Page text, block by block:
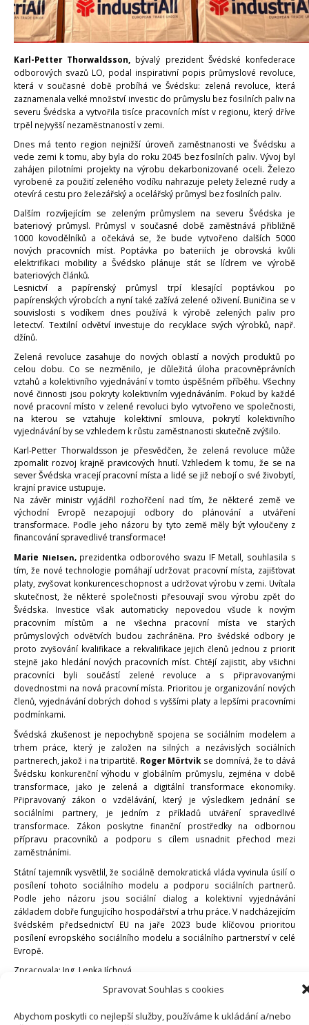
Spravovat Souhlas s cookies
Abychom poskytli co nejlepší služby, používáme k ukládání a/nebo
Karl-Petter Thorwaldsson, bývalý prezident Švédské konfederace
odborových svazů LO, podal inspirativní popis průmyslové revoluce,
která v současné době probíhá ve Švédsku: zelená revoluce, která
zaznamenala velké množství investic do průmyslu bez fosilních paliv na
severu Švédska a vytvořila tisíce pracovních míst v regionu, který dříve
trpěl nejvyšší nezaměstnaností v zemi.
Dnes má tento region nejnižší úroveň zaměstnanosti ve Švédsku a
vede zemi k tomu, aby byla do roku 2045 bez fosilních paliv. Vývoj byl
zahájen pilotními projekty na výrobu dekarbonizované oceli. Železo
vyrobené za použití zeleného vodíku nahrazuje pelety železné rudy a
otevírá cestu pro železářský a ocelářský průmysl bez fosilních paliv.
Dalším rozvíjejícím se zeleným průmyslem na severu Švédska je
bateriový průmysl. Průmysl v současné době zaměstnává přibližně
1000 kovodělníků a očekává se, že bude vytvořeno dalších 5000
nových pracovních míst. Poptávka po bateriích je obrovská kvůli
elektrifikaci mobility a Švédsko plánuje stát se lídrem ve výrobě
bateriových článků.
Lesnictví a papírenský průmysl trpí klesající poptávkou po
papírenských výrobcích a nyní také zažívá zelené oživení. Buničina se v
souvislosti s vodíkem dnes používá k výrobě zelených paliv pro
letectví. Textilní odvětví investuje do recyklace svých výrobků, např.
džínů.
Zelená revoluce zasahuje do nových oblastí a nových produktů po
celou dobu. Co se nezměnilo, je důležitá úloha pracovněprávních
vztahů a kolektivního vyjednávání v tomto úspěšném příběhu. Všechny
nové činnosti jsou pokryty kolektivním vyjednáváním. Pokud by každé
nové pracovní místo v zelené revoluci bylo vytvořeno ve společnosti,
na kterou se vztahuje kolektivní smlouva, pokrytí kolektivního
vyjednávání by se vzhledem k růstu zaměstnanosti skutečně zvýšilo.
Karl-Petter Thorwaldsson je přesvědčen, že zelená revoluce může
zpomalit rozvoj krajně pravicových hnutí. Vzhledem k tomu, že se na
sever Švédska vracejí pracovní místa a lidé se již nebojí o své živobytí,
krajní pravice ustupuje.
Na závěr ministr vyjádřil rozhořčení nad tím, že některé země ve
východní Evropě nezapojují odbory do plánování a utváření
transformace. Podle jeho názoru by tyto země měly být vyloučeny z
financování spravedlivé transformace!
Marie Nielsen, prezidentka odborového svazu IF Metall, souhlasila s
tím, že nové technologie pomáhají udržovat pracovní místa,
zajišťovat
platy, zvyšovat konkurenceschopnost a udržovat výrobu v zemi. Uvítala
skutečnost, že některé společnosti přesouvají svou výrobu zpět do
Švédska.
Investice však automaticky nepovedou všude k novým
pracovním
místům a ne všechna pracovní místa ve
starých
průmyslových odvětvích budou zachráněna. Pro švédské odbory je
proto zvyšování kvalifikace a rekvalifikace jejich členů jednou z priorit
stejně jako hledání nových pracovních míst. Chtějí zajistit, aby všichni
pracovníci
byli součástí zelené revoluce a
s připravovanými
dovednostmi na nová pracovní místa. Prioritou je organizování nových
členů, vyjednávání dobrých dohod s vyššími platy a lepšími pracovními
podmínkami.
Švédská zkušenost je nepochybně spojena se sociálním modelem a
trhem
práce, který je založen na silných a nezávislých
sociálních
partnerech, jakož i na tripartitě. Roger Mörtvik se domnívá, že to dává
Švédsku konkurenční výhodu v globálním průmyslu, zejména v době
transformace,
jako je zelená a digitální transformace
ekonomiky.
Připravovaný
zákon o vzdělávání, který je výsledkem jednání
se
sociálními
partnery, je jedním z příkladů utváření
spravedlivé
transformace.
Zákon poskytne finanční prostředky na
odbornou
přípravu
pracovníků a podporu s cílem usnadnit přechod
mezi
zaměstnáními.
Státní tajemník vysvětlil, že sociálně demokratická vláda vyvinula úsilí o
posílení tohoto sociálního modelu a podporu sociálních partnerů.
Podle
jeho názoru jsou sociální dialog a kolektivní
vyjednávání
základem dobře fungujícího hospodářství a trhu práce. V nadcházejícím
švédském
předsednictví EU na jaře 2023 bude klíčovou
prioritou
posílení evropského sociálního modelu a sociálního partnerství v celé
Evropě.
Zpracovala: Ing. Lenka Jíchová